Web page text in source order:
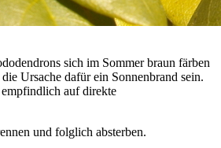
sich im Sommer braun färben
Ursache dafür ein Sonnenbrand sein.
auf direkte
und folglich absterben.